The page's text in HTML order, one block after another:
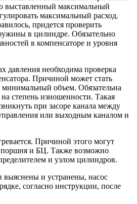
выставленный максимальный
максимальный расход.
придется проверить
в цилиндре. Обязательно
в компенсаторе и уровня
необходима проверка
Причиной может стать
объем. Обязательна
степень изношенности. Такая
при засоре канала между
или выходным каналом и
Причиной этого могут
и БЦ. Также возможно
и узлом цилиндров.
выяснены и устранены, насос
согласно инструкции, после